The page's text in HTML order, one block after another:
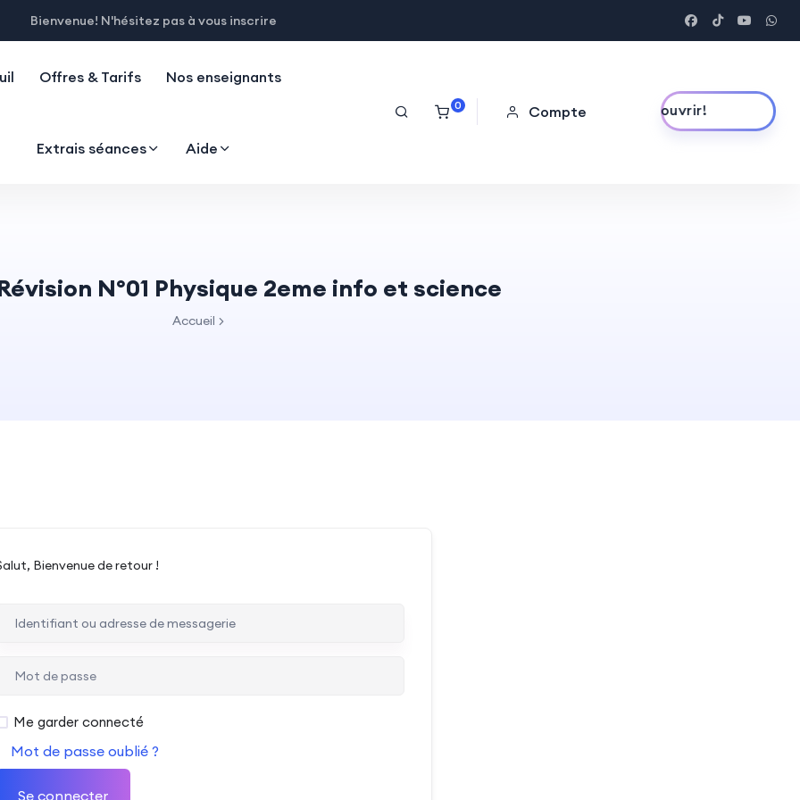
Bienvenue! N'hésitez pas à vous inscrire
Offres & Tarifs Nos enseignants
Extrais séances Aide
0 Compte Découvrir!
N°01 Physique 2eme info et science
Accueil
Bienvenue de retour !
Me garder connecté
Mot de passe oublié ?
Se connecter